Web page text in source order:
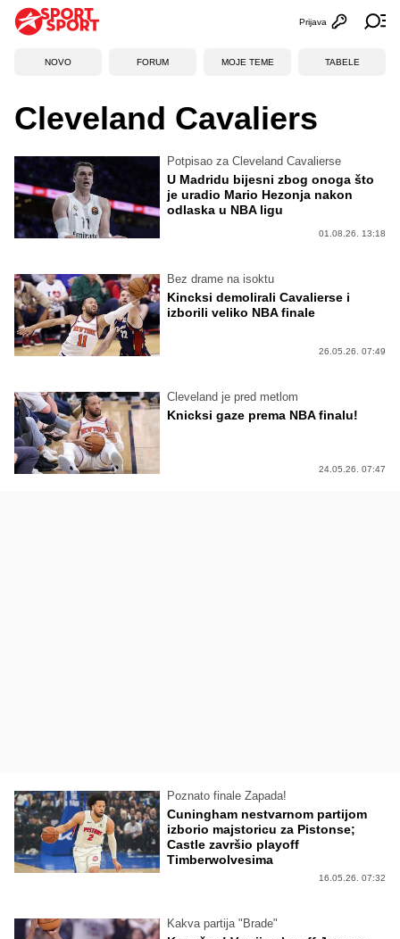
Otvori
Prijava
NOVO FORUM MOJE TEME TABELE
Cleveland Cavaliers
Potpisao za Cleveland Cavalierse
U Madridu bijesni zbog onoga što
je uradio Mario Hezonja nakon
odlaska u NBA ligu
01.08.26. 13:18
Bez drame na isoktu
Kincksi demolirali Cavalierse i
izborili veliko NBA finale
26.05.26. 07:49
Cleveland je pred metlom
Knicksi gaze prema NBA finalu!
24.05.26. 07:47
Poznato finale Zapada!
Cuningham nestvarnom partijom
izborio majstoricu za Pistonse;
Castle završio playoff
Timberwolvesima
16.05.26. 07:32
Kakva partija "Brade"